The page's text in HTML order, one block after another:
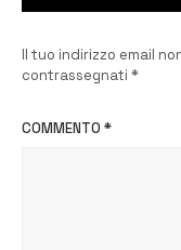
Il tuo indirizzo email
contrassegnati *
COMMENTO *